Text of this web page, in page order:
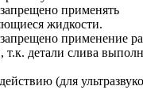
применять
жидкости.
применение
т.к. детали слива
(для